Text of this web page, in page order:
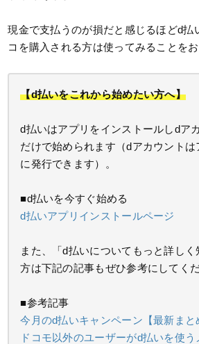
現金で支払うのが損だと感じるほどd払
コを購入される方は使ってみることをお
【d払いをこれから始めたい方へ】
d払いはアプリをインストールしdア
だけで始められます（dアカウント
に発行できます）。
■d払いを今すぐ始める
d払いアプリインストールページ
また、「d払いについてもっと詳しく
方は下記の記事もぜひ参考にしてくだ
■参考記事
今月のd払いキャンペーン【最新まと
ドコモ以外のユーザーがd払いを使